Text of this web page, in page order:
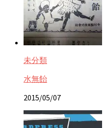
未分類
水無飴
2015/05/07